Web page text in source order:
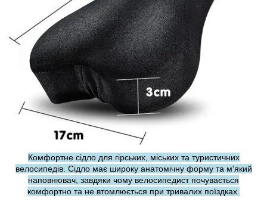
Комфортне сідло для гірських, міських та туристичних
велосипедів. Сідло має широку анатомічну форму та м'який
наповнювач, завдяки чому велосипедист почувається
комфортно та не втомлюється при тривалих поїздках.